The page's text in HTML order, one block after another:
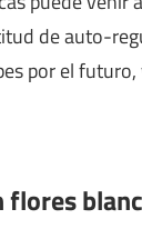
de auto-
por el
flores